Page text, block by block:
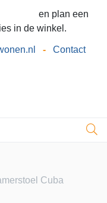
en plan een
in de winkel.
- Contact
Cuba